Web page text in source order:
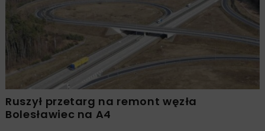
Ruszył przetarg na remont węzła
Bolesławiec na A4